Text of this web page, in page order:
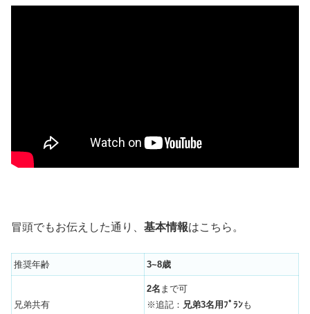
冒頭でもお伝えした通り、 基本情報はこちら。
推奨年齢 3~8歳
兄弟共有
2名 まで可
※追記： 兄弟3名用ﾌﾟﾗﾝも